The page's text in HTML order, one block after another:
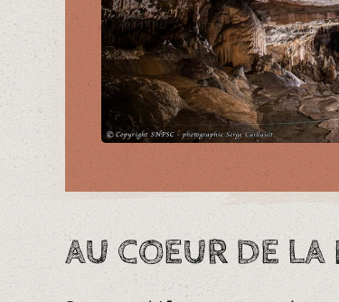
AU COEUR DE LA